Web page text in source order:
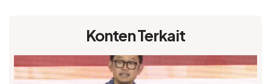
Konten Terkait